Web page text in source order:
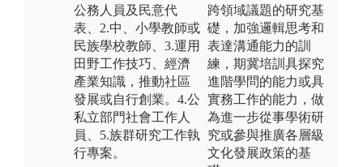
公務人員及民意代
表、2.中、小學教師或
民族學校教師、3.運用
田野工作技巧、經濟
產業知識，推動社區
發展或自行創業。4.公
私立部門社會工作人
員、5.族群研究工作執
行專案。
跨領域議題的研究基
礎，加強邏輯思考和
表達溝通能力的訓
練，期冀培訓具探究
進階學問的能力或具
實務工作的能力，做
為進一步從事學術研
究或參與推廣各層級
文化發展政策的基